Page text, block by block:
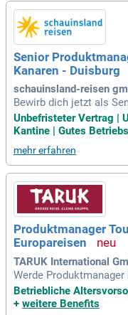
Senior
Kanaren - Duisburg
schauinsland-reisen
Bewirb dich jetzt als
Kanaren! Gestalte
in analytisches Know-
en mit Agenturen und
herst du eine
chaftlichen Erfolg zu
- und
Entscheidungen.
heidend zur
ote auf den Kanaren bei!
Unbefristeter Vertrag |
Kantine | Gutes
mehr erfahren
Produktmanager
Europareisen
TARUK International
Werde
che Rundreisen! Deine
nd Koordination
Betriebliche
+ weitere Benefits